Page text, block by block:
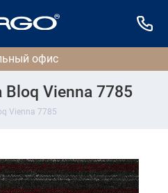
Bloq Vienna 7785
Vienna 7785